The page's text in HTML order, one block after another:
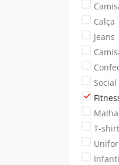
Calça
Jeans
Social
Malha
T-